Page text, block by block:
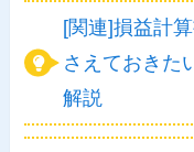
[関連]損益計
さえておきた
解説